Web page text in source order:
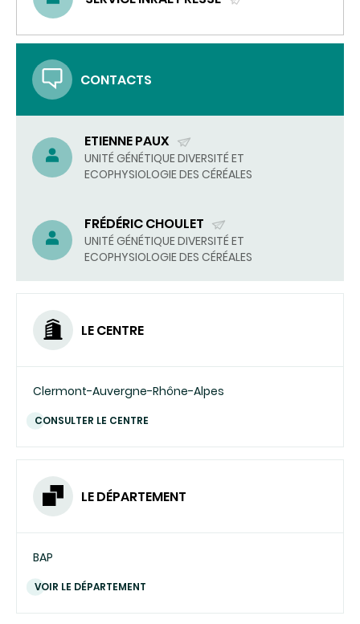
UN
CONTACTS
ETIENNE PAUX
(ENVOYER
UN
UNITÉ GÉNÉTIQUE DIVERSITÉ ET
ECOPHYSIOLOGIE DES CÉRÉALES
FRÉDÉRIC CHOULET
(ENVOYER
UN
COURRIEL)
UNITÉ GÉNÉTIQUE DIVERSITÉ ET
ECOPHYSIOLOGIE DES CÉRÉALES
LE CENTRE
Clermont-Auvergne-Rhône-Alpes
CONSULTER LE CENTRE
LE DÉPARTEMENT
BAP
VOIR LE DÉPARTEMENT